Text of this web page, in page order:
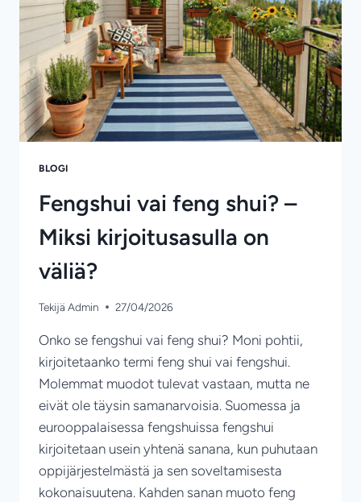
BLOGI
Fengshui vai feng shui? –
Miksi kirjoitusasulla on
väliä?
Tekijä Admin 27/04/2026
Onko se fengshui vai feng shui? Moni pohtii,
kirjoitetaanko termi feng shui vai fengshui.
Molemmat muodot tulevat vastaan, mutta ne
eivät ole täysin samanarvoisia. Suomessa ja
eurooppalaisessa fengshuissa fengshui
kirjoitetaan usein yhtenä sanana, kun puhutaan
oppijärjestelmästä ja sen soveltamisesta
kokonaisuutena. Kahden sanan muoto feng